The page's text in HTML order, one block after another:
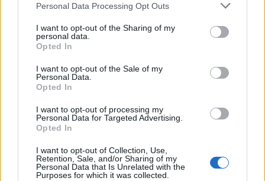
Personal Data Processing Opt Outs
I want to opt-out of the Sharing of my
personal data.
Opted In
I want to opt-out of the Sale of my
Personal Data.
Opted In
I want to opt-out of processing my
Personal Data for Targeted Advertising.
Opted In
I want to opt-out of Collection, Use,
Retention, Sale, and/or Sharing of my
Personal Data that Is Unrelated with the
Purposes for which it was collected.
Αποδέχομαι τους
και την πολιτική απορρήτου
X